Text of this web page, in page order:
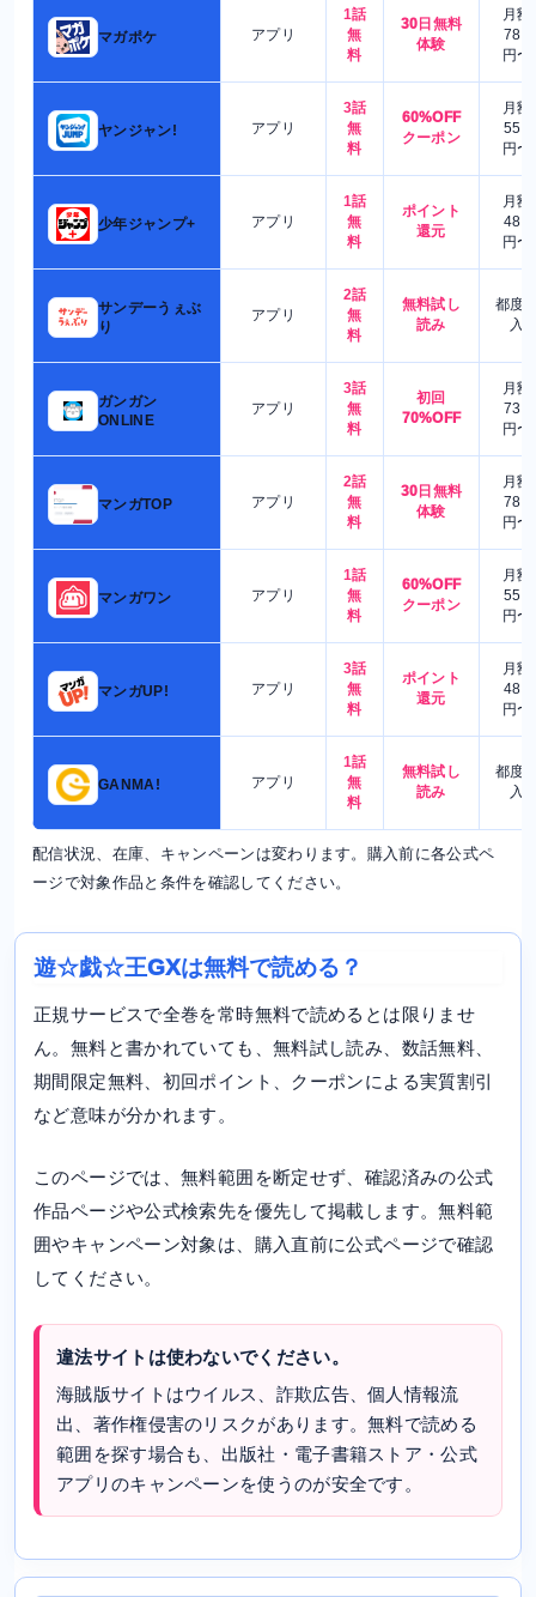
マガポケ アプリ
1話
無
料
30日無料
体験
月額
780
円〜
ヤンジャン! アプリ
3話
無
料
60%OFF
クーポン
月額
550
円〜
少年ジャンプ+ アプリ
1話
無
料
ポイント
還元
月額
480
円〜
サンデーうぇぶ
り
アプリ
2話
無
料
無料試し
読み
都度
入
ガンガン
ONLINE
アプリ
3話
無
料
初回
70%OFF
月額
730
円〜
マンガTOP アプリ
2話
無
料
30日無料
体験
月額
780
円〜
マンガワン アプリ
1話
無
料
60%OFF
クーポン
月額
550
円〜
マンガUP! アプリ
3話
無
料
ポイント
還元
月額
480
円〜
GANMA! アプリ
1話
無
料
無料試し
読み
都度
入
配信状況、在庫、キャンペーンは変わります。購入前に各公式ペ
ージで対象作品と条件を確認してください。
遊☆戯☆王GXは無料で読める？
正規サービスで全巻を常時無料で読めるとは限りませ
ん。無料と書かれていても、無料試し読み、数話無料、
期間限定無料、初回ポイント、クーポンによる実質割引
など意味が分かれます。
このページでは、無料範囲を断定せず、確認済みの公式
作品ページや公式検索先を優先して掲載します。無料範
囲やキャンペーン対象は、購入直前に公式ページで確認
してください。
違法サイトは使わないでください。
海賊版サイトはウイルス、詐欺広告、個人情報流
出、著作権侵害のリスクがあります。無料で読める
範囲を探す場合も、出版社・電子書籍ストア・公式
アプリのキャンペーンを使うのが安全です。